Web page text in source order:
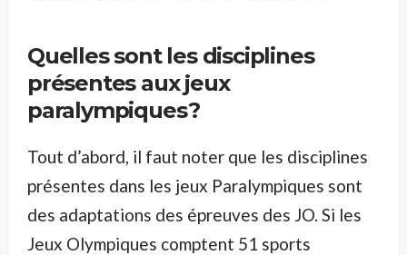
Quelles sont les disciplines
présentes aux jeux
paralympiques ?
Tout d’abord, il faut noter que les disciplines
présentes dans les jeux Paralympiques sont
des adaptations des épreuves des JO. Si les
Jeux Olympiques comptent 51 sports